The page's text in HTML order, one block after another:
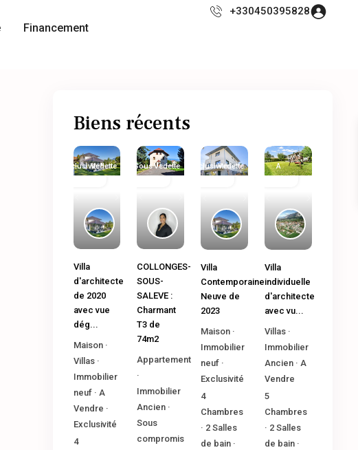
Financement
+330450395828
Biens récents
Vedette
Exclusivité
Villa
d'architecte
de 2020
avec vue
dég...
Maison·
Villas·
Immobilier
neuf· A
Vendre ·
Exclusivité
4
Vedette
Immobilier
Sous
COLLONGES-
SOUS-
SALEVE :
Charmant
T3 de
74m2
Appartement
·
Immobilier
Ancien ·
Sous
compromis
Vedette
Immobilier
Exclusivité
Villa
Contemporaine
Neuve de
2023
Maison ·
Immobilier
neuf ·
Exclusivité
4
Chambres
· 2 Salles
de bain ·
Immobilier
A
Villa
individuelle
d'architecte
avec vu...
Villas ·
Immobilier
Ancien ·A
Vendre
5
Chambres
· 2 Salles
de bain ·